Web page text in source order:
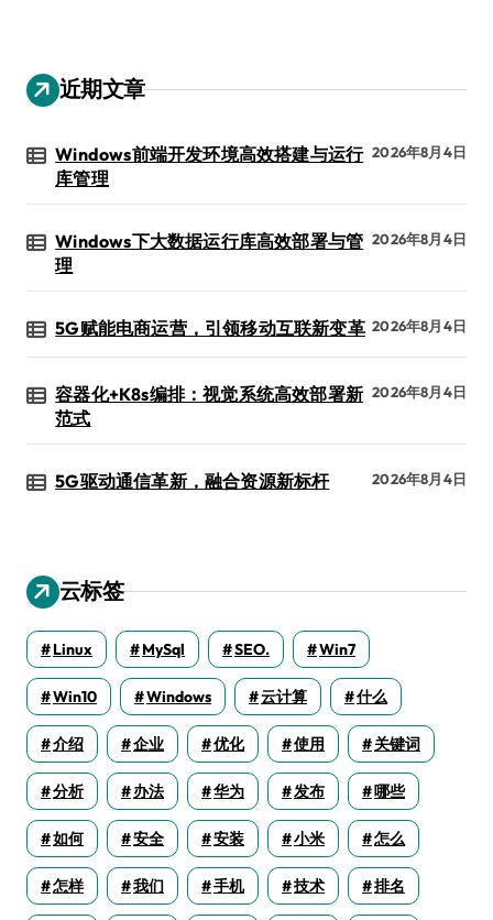
近期文章
Windows前端开发环境高效搭建与运行
库管理
2026年8月4日
Windows下大数据运行库高效部署与管
理
2026年8月4日
5G赋能电商运营，引领移动互联新变革 2026年8月4日
容器化+K8s编排：视觉系统高效部署新
范式
2026年8月4日
5G驱动通信革新，融合资源新标杆 2026年8月4日
云标签
Linux MySql SEO. Win7
Win10 Windows 云计算 什么
介绍 企业 优化 使用 关键词
分析 办法 华为 发布 哪些
如何 安全 安装 小米 怎么
怎样 我们 手机 技术 排名